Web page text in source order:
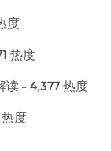
度
热度
读 - 4,377 热度
度